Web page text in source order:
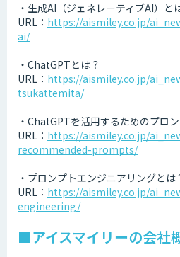
・生成AI（ジェネレーティブAI）と
URL： https://aismiley.co.jp/
ai/
・ChatGPTとは？
URL： https://aismiley.co.jp/
tsukattemita/
・ChatGPTを活用するためのプロ
URL： https://aismiley.co.jp/
recommended-prompts/
・プロンプトエンジニアリングとは
URL： https://aismiley.co.jp/
engineering/
■アイスマイリーの会社